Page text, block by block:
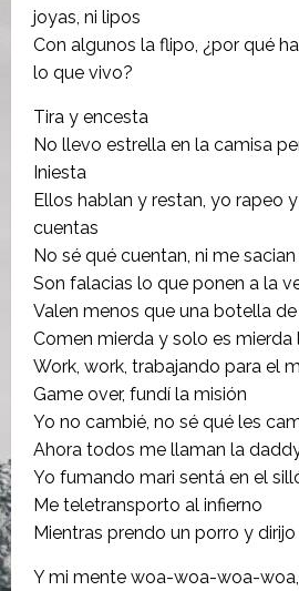
joyas, ni lipos
Con algunos la flipo, ¿por qué
lo que vivo?
Tira y encesta
No llevo estrella en la camisa
Iniesta
Ellos hablan y restan, yo rapeo
cuentas
No sé qué cuentan, ni me
Son falacias lo que ponen a la
Valen menos que una botella
Comen mierda y solo es mierda
Work, work, trabajando para el
Game over, fundí la misión
Yo no cambié, no sé qué les
Ahora todos me llaman la
Yo fumando mari sentá en el
Me teletransporto al infierno
Mientras prendo un porro y
Y mi mente woa-woa-woa-